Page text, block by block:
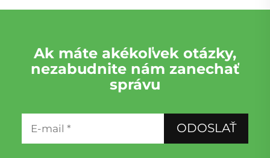
Ak máte akékoľvek otázky,
nezabudnite nám zanechať
správu
ODOSLAŤ